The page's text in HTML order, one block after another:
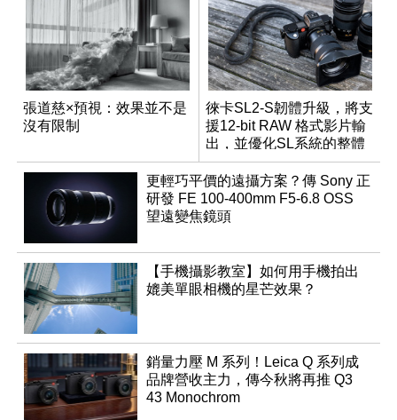
張道慈×預視：效果並不是
沒有限制
徠卡SL2-S韌體升級，將支
援12-bit RAW 格式影片輸
出，並優化SL系統的整體
性能
更輕巧平價的遠攝方案？傳 Sony 正
研發 FE 100-400mm F5-6.8 OSS
望遠變焦鏡頭
【手機攝影教室】如何用手機拍出
媲美單眼相機的星芒效果？
銷量力壓 M 系列！Leica Q 系列成
品牌營收主力，傳今秋將再推 Q3
43 Monochrom